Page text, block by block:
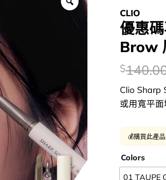
CLIO
優惠
Brow
價
$
Clio Sharp
或用寬平面
💰購買此產
Colors
01 TAUPE